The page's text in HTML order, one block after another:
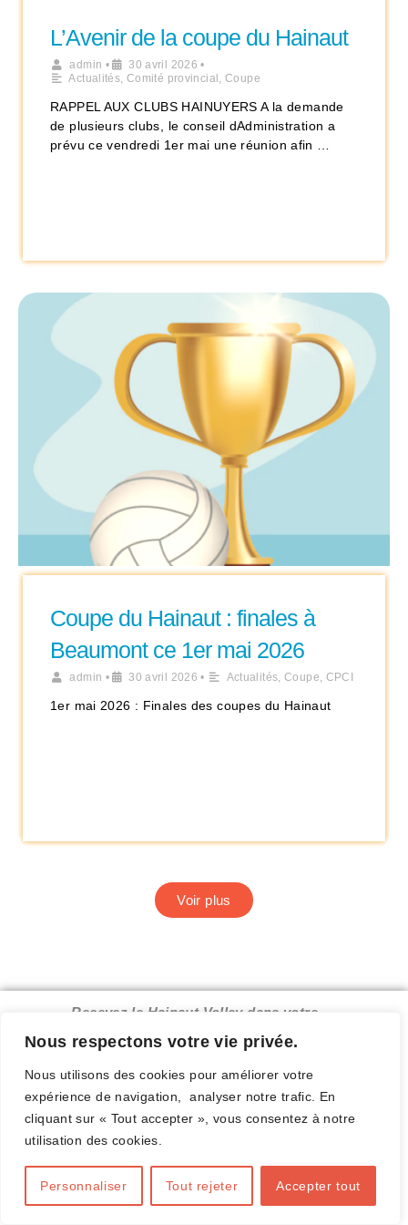
Nous respectons votre vie privée.
Nous utilisons des cookies pour améliorer votre
expérience de navigation, analyser notre trafic. En
cliquant sur « Tout accepter », vous consentez à notre
utilisation des cookies.
Personnaliser Tout rejeter Accepter tout
L’Avenir de la coupe du Hainaut
admin • 30 avril 2026 •
Actualités, Comité provincial , Coupe
RAPPEL AUX CLUBS HAINUYERS A la demande
de plusieurs clubs, le conseil dAdministration a
prévu ce vendredi 1er mai une réunion afin …
Coupe du Hainaut : finales à
Beaumont ce 1er mai 2026
admin • 30 avril 2026 • Actualités, Coupe, CPCI
1er mai 2026 : Finales des coupes du Hainaut
Voir plus
Recevez le Hainaut Volley dans votre
boîte mail.
Complétez ce formulaire
E-mail valide